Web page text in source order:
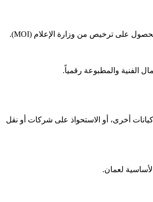
، يجب على الشركات والأفراد العاملين في مجموعة واسعة من الأنشطة الإعلامية الحصول على ترخيص من وزارة الإعلام (MOI).
الفنية والمطبوعة رقمياً.
أخرى، أو الاستحواذ على شركات أو نقل
لعمان.